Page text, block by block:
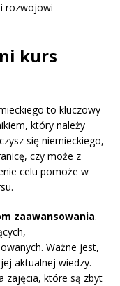
rozwojowi
kurs
to kluczowy
który należy
się niemieckiego,
czy może z
celu pomoże w
zaawansowania.
Ważne jest,
aktualnej wiedzy.
zajęcia, które są zbyt